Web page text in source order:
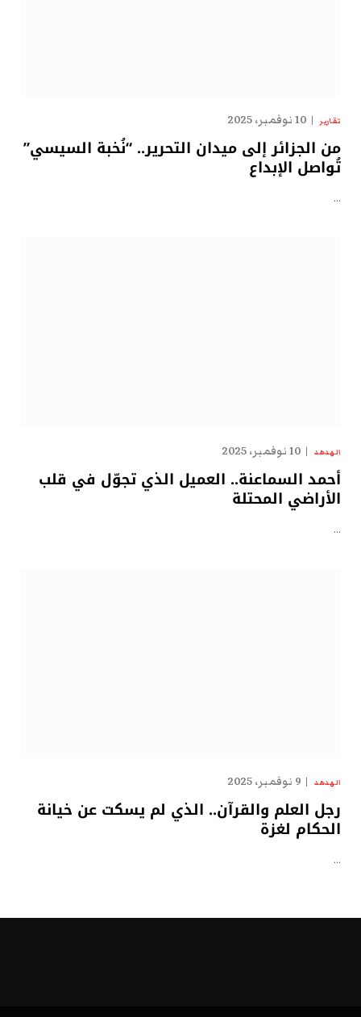
تقارير 10 نوفمبر، 2025
من الجزائر إلى ميدان التحرير.. “نُخبة السيسي”
تُواصل الإبداع
…
الهدهد 10 نوفمبر، 2025
أحمد السماعنة.. العميل الذي تجوّل في قلب
الأراضي المحتلة
…
الهدهد 9 نوفمبر، 2025
رجل العلم والقرآن.. الذي لم يسكت عن خيانة
الحكام لغزة
…